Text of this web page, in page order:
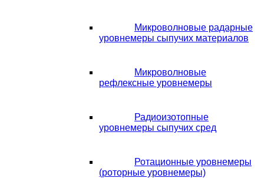
Микроволновые радарные
уровнемеры сыпучих материалов
Микроволновые
рефлексные уровнемеры
Радиоизотопные
уровнемеры сыпучих сред
Ротационные уровнемеры
(роторные уровнемеры)